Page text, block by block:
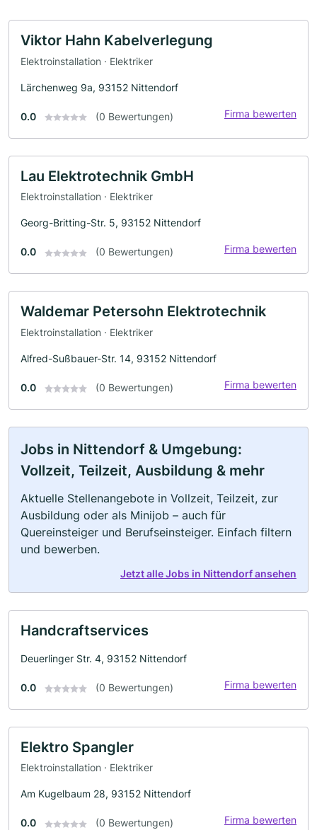
Viktor Hahn Kabelverlegung
Elektroinstallation · Elektriker
Lärchenweg 9a, 93152 Nittendorf
0.0 (0 Bewertungen) Firma bewerten
Lau Elektrotechnik GmbH
Elektroinstallation · Elektriker
Georg-Britting-Str. 5, 93152 Nittendorf
0.0 (0 Bewertungen) Firma bewerten
Waldemar Petersohn Elektrotechnik
Elektroinstallation · Elektriker
Alfred-Sußbauer-Str. 14, 93152 Nittendorf
0.0 (0 Bewertungen) Firma bewerten
Jobs in Nittendorf & Umgebung:
Vollzeit, Teilzeit, Ausbildung & mehr
Aktuelle Stellenangebote in Vollzeit, Teilzeit, zur
Ausbildung oder als Minijob – auch für
Quereinsteiger und Berufseinsteiger. Einfach filtern
und bewerben.
Jetzt alle Jobs in Nittendorf ansehen
Handcraftservices
Deuerlinger Str. 4, 93152 Nittendorf
0.0 (0 Bewertungen) Firma bewerten
Elektro Spangler
Elektroinstallation · Elektriker
Am Kugelbaum 28, 93152 Nittendorf
0.0 (0 Bewertungen) Firma bewerten